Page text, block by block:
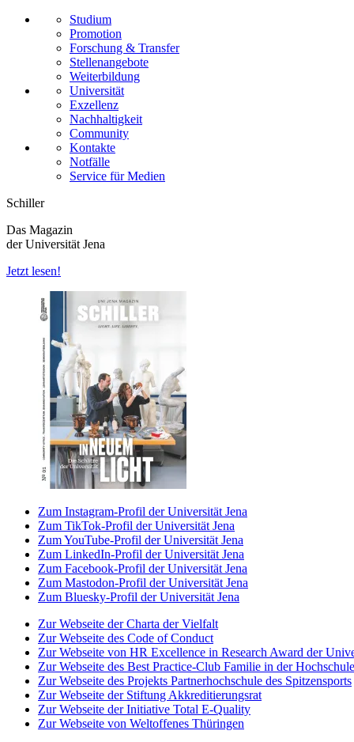
Studium
Promotion
Forschung & Transfer
Stellenangebote
Weiterbildung
Universität
Exzellenz
Nachhaltigkeit
Community
Kontakte
Notfälle
Service für Medien
Schiller
Das Magazin
der Universität Jena
Jetzt lesen!
Zum Instagram-Profil der Universität Jena
Zum TikTok-Profil der Universität Jena
Zum YouTube-Profil der Universität Jena
Zum LinkedIn-Profil der Universität Jena
Zum Facebook-Profil der Universität Jena
Zum Mastodon-Profil der Universität Jena
Zum Bluesky-Profil der Universität Jena
Zur Webseite der Charta der Vielfalt
Zur Webseite des Code of Conduct
Zur Webseite von HR Excellence in Research Award der
Zur Webseite des Best Practice-Club Familie in der Hochschule
Zur Webseite des Projekts Partnerhochschule des Spitzensports
Zur Webseite der Stiftung Akkreditierungsrat
Zur Webseite der Initiative Total E-Quality
Zur Webseite von Weltoffenes Thüringen